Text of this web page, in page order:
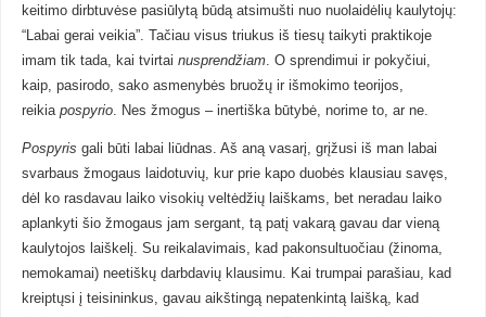
keitimo dirbtuvėse pasiūlytą būdą atsimušti nuo nuolaidėlių kaulytojų:
“Labai gerai veikia”. Tačiau visus triukus iš tiesų taikyti praktikoje
imam tik tada, kai tvirtai nusprendžiam. O sprendimui ir pokyčiui,
kaip, pasirodo, sako asmenybės bruožų ir išmokimo teorijos,
reikia pospyrio. Nes žmogus – inertiška būtybė, norime to, ar ne.
Pospyris gali būti labai liūdnas. Aš aną vasarį, grįžusi iš man labai
svarbaus žmogaus laidotuvių, kur prie kapo duobės klausiau savęs,
dėl ko rasdavau laiko visokių veltėdžių laiškams, bet neradau laiko
aplankyti šio žmogaus jam sergant, tą patį vakarą gavau dar vieną
kaulytojos laiškelį. Su reikalavimais, kad pakonsultuočiau (žinoma,
nemokamai) neetiškų darbdavių klausimu. Kai trumpai parašiau, kad
kreiptųsi į teisininkus, gavau aikštingą nepatenkintą laišką, kad